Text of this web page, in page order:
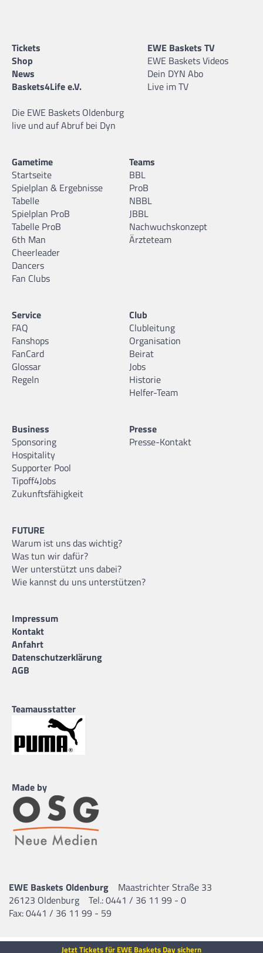
Jetzt Tickets für EWE Baskets Day sichern
Tickets
Shop
News
Baskets4Life e.V.
Die EWE Baskets Oldenburg
live und auf Abruf bei Dyn
EWE Baskets TV
EWE Baskets Videos
Dein DYN Abo
Live im TV
Gametime
Startseite
Spielplan & Ergebnisse
Tabelle
Spielplan ProB
Tabelle ProB
6th Man
Cheerleader
Dancers
Fan Clubs
Teams
BBL
ProB
NBBL
JBBL
Nachwuchskonzept
Ärzteteam
Service
FAQ
Fanshops
FanCard
Glossar
Regeln
Club
Clubleitung
Organisation
Beirat
Jobs
Historie
Helfer-Team
Business
Sponsoring
Hospitality
Supporter Pool
Tipoff4Jobs
Zukunftsfähigkeit
Presse
Presse-Kontakt
FUTURE
Warum ist uns das wichtig?
Was tun wir dafür?
Wer unterstützt uns dabei?
Wie kannst du uns unterstützen?
Impressum
Kontakt
Anfahrt
Datenschutzerklärung
AGB
Teamausstatter
Made by
EWE Baskets Oldenburg
Maastrichter Straße 33
26123 Oldenburg
Tel.: 0441 / 36 11 99 - 0
Fax: 0441 / 36 11 99 - 59